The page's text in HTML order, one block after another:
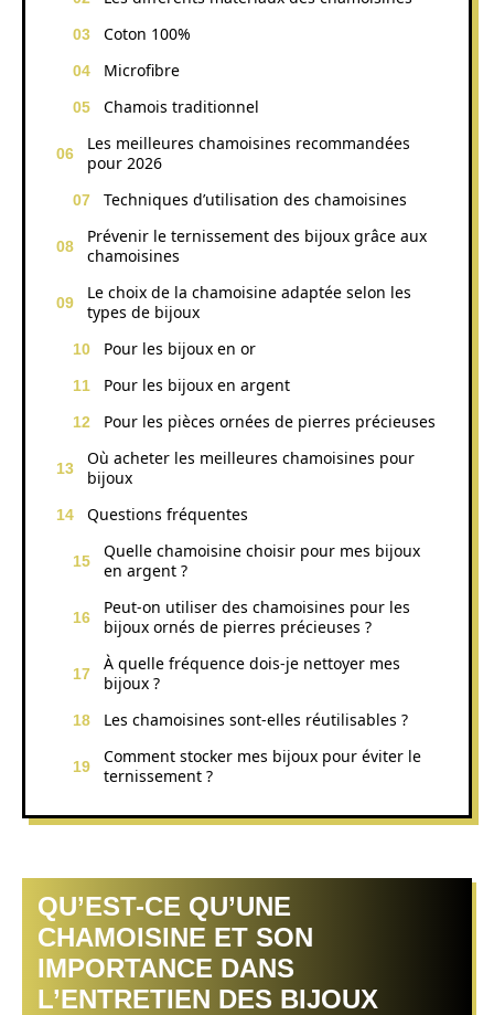
Coton 100%
Microfibre
Chamois traditionnel
Les meilleures chamoisines recommandées
pour 2026
Techniques d’utilisation des chamoisines
Prévenir le ternissement des bijoux grâce aux
chamoisines
Le choix de la chamoisine adaptée selon les
types de bijoux
Pour les bijoux en or
Pour les bijoux en argent
Pour les pièces ornées de pierres précieuses
Où acheter les meilleures chamoisines pour
bijoux
Questions fréquentes
Quelle chamoisine choisir pour mes bijoux
en argent ?
Peut-on utiliser des chamoisines pour les
bijoux ornés de pierres précieuses ?
À quelle fréquence dois-je nettoyer mes
bijoux ?
Les chamoisines sont-elles réutilisables ?
Comment stocker mes bijoux pour éviter le
ternissement ?
QU’EST-CE QU’UNE
CHAMOISINE ET SON
IMPORTANCE DANS
L’ENTRETIEN DES BIJOUX